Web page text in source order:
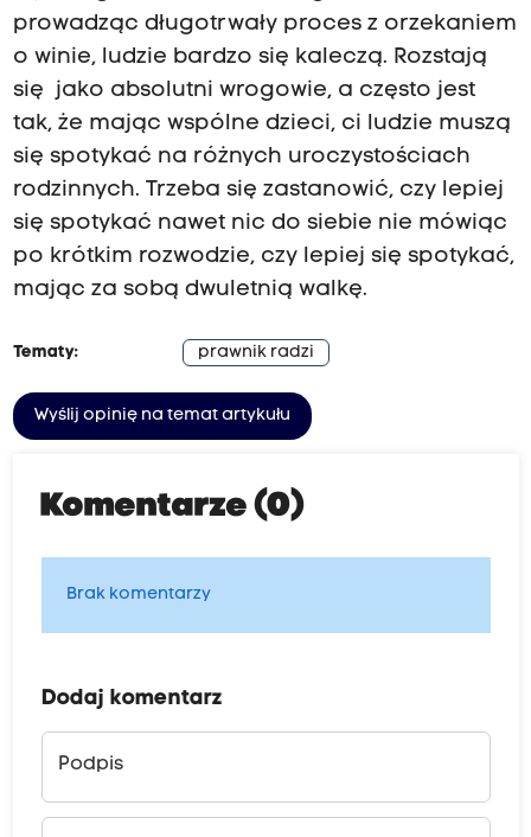
prowadząc długotrwały proces z orzekaniem
o winie, ludzie bardzo się kaleczą. Rozstają
się jako absolutni wrogowie, a często jest
tak, że mając wspólne dzieci, ci ludzie muszą
się spotykać na różnych uroczystościach
rodzinnych. Trzeba się zastanowić, czy lepiej
się spotykać nawet nic do siebie nie mówiąc
po krótkim rozwodzie, czy lepiej się spotykać,
mając za sobą dwuletnią walkę.
Tematy: prawnik radzi
Wyślij opinię na temat artykułu
Komentarze (0)
Brak komentarzy
Dodaj komentarz
Podpis